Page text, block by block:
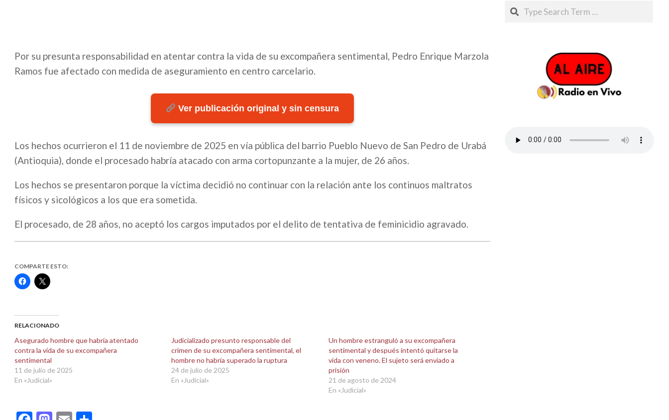
Por su presunta responsabilidad en atentar contra la vida de su excompañera sentimental, Pedro Enrique Marzola
Ramos fue afectado con medida de aseguramiento en centro carcelario.
Ver publicación original y sin censura
Los hechos ocurrieron el 11 de noviembre de 2025 en vía pública del barrio Pueblo Nuevo de San Pedro de Urabá
(Antioquia), donde el procesado habría atacado con arma cortopunzante a la mujer, de 26 años.
Los hechos se presentaron porque la víctima decidió no continuar con la relación ante los continuos maltratos
físicos y sicológicos a los que era sometida.
El procesado, de 28 años, no aceptó los cargos imputados por el delito de tentativa de feminicidio agravado.
COMPARTE ESTO:
Haz
clic
(Se
abre
una
ventana
nueva)
Haz
clic
(Se
abre
una
ventana
nueva)
RELACIONADO
Asegurado hombre que habría atentado
contra la vida de su excompañera
sentimental
11 de julio de 2025
En «Judicial»
Judicializado presunto responsable del
crimen de su excompañera sentimental, el
hombre no habría superado la ruptura
24 de julio de 2025
En «Judicial»
Un hombre estranguló a su excompañera
sentimental y después intentó quitarse la
vida con veneno. El sujeto será enviado a
prisión
21 de agosto de 2024
En «Judicial»
Search